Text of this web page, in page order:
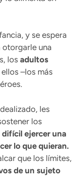
y se espera
otorgarle una
los adultos
–los más
les
los
difícil ejercer una
lo que quieran.
que los límites,
de un sujeto